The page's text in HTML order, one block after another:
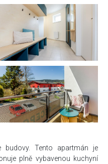
Tento apartmán je
plně vybavenou kuchyní